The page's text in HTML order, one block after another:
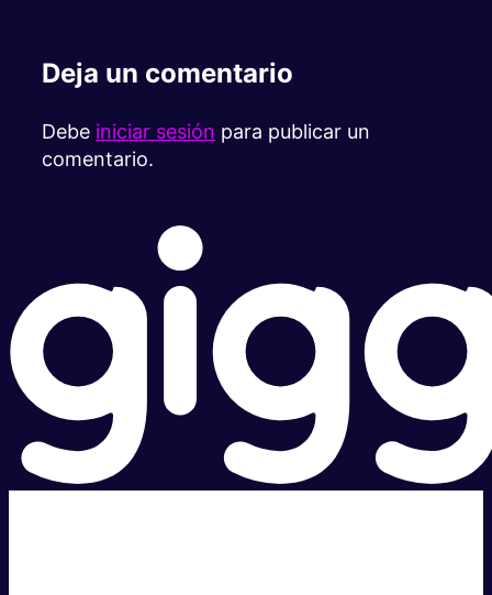
Deja un comentario
Debe iniciar sesión para publicar un
comentario.